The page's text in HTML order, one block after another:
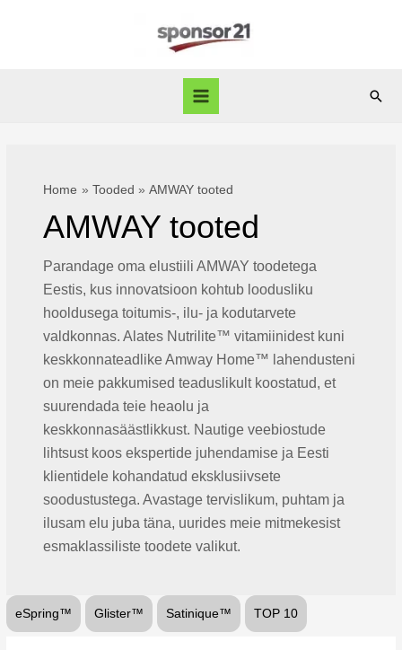
Main
Home Tooded AMWAY tooted
AMWAY tooted
Parandage oma elustiili AMWAY toodetega
Eestis, kus innovatsioon kohtub loodusliku
hooldusega toitumis-, ilu- ja kodutarvete
valdkonnas. Alates Nutrilite™ vitamiinidest kuni
keskkonnateadlike Amway Home™ lahendusteni
on meie pakkumised teaduslikult koostatud, et
suurendada teie heaolu ja
keskkonnasäästlikkust. Nautige veebiostude
lihtsust koos ekspertide juhendamise ja Eesti
klientidele kohandatud eksklusiivsete
soodustustega. Avastage tervislikum, puhtam ja
ilusam elu juba täna, uurides meie mitmekesist
esmaklassiliste toodete valikut.
eSpring™ Glister™ Satinique™ TOP 10